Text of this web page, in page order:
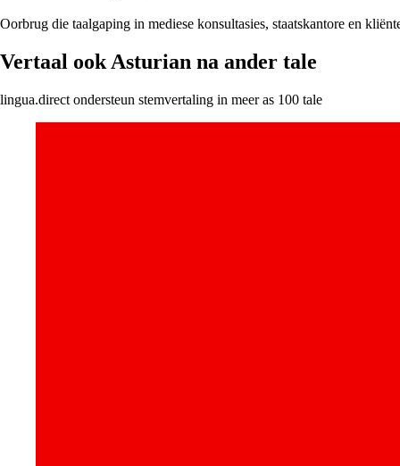
Oorbrug die taalgaping in mediese konsultasies, staatskantore en
Vertaal ook Asturian na ander tale
lingua.direct ondersteun stemvertaling in meer as 100 tale